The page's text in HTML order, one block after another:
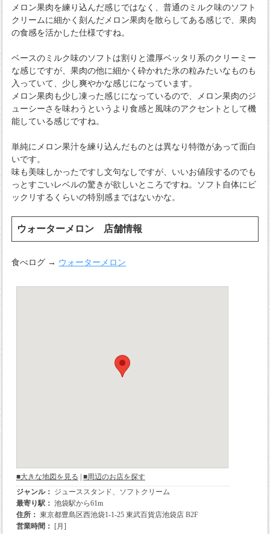
メロン果肉を練り込んだ感じではなく、普通のミルク味のソフト
クリームに細かく刻んだメロン果肉を散らしてある感じで、果肉
の食感を活かした仕様ですね。
ベースのミルク味のソフトは割りと濃厚ベッタリ系のクリーミー
な感じですが、果肉の他に細かく砕かれた氷の粒みたいなものも
入っていて、少し爽やかな感じになっています。
メロン果肉も少し凍った感じになっているので、メロン果肉のジ
ューシーさを味わうというより食感と風味のアクセントとして機
能している感じですね。
単純にメロン果汁を練り込んだものとは異なり特徴があって面白
いです。
味も美味しかったですし文句なしですが、いいお値段するのでも
っとすごいレベルの驚きが欲しいところですね。ソフト自体にビ
ックリするくらいの特別感まではないかな。
ウォーターメロン 店舗情報
食べログ → ウォーターメロン